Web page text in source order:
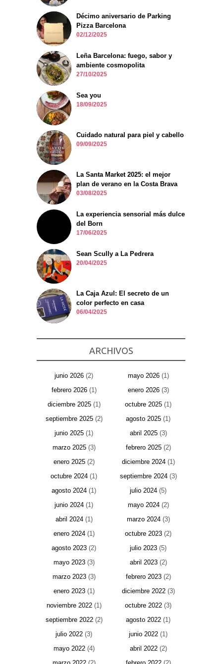
Décimo aniversario de Parking
Pizza Barcelona
02/12/2025
Leña Barcelona: fuego, sabor y
ambiente cosmopolita
27/10/2025
Sea you
18/09/2025
Cuidado natural para piel y cabello
09/09/2025
La Santa Market 2025: el mejor
plan de verano en la Costa Brava
03/08/2025
La experiencia sensorial más dulce
del Born
17/06/2025
Sean Scully a La Pedrera
20/04/2025
La Caja Azul: El secreto de un
color perfecto en casa
06/04/2025
ARCHIVOS
junio 2026 (2) mayo 2026(1)
febrero 2026(1) enero 2026(3)
diciembre 2025(1) octubre 2025 (1)
septiembre 2025(2) agosto 2025 (1)
junio 2025 (1) abril 2025(3)
marzo 2025(3) febrero 2025(2)
enero 2025(2) diciembre 2024(1)
octubre 2024 (1) septiembre 2024(3)
agosto 2024 (1) julio 2024 (5)
junio 2024 (1) mayo 2024(2)
abril 2024(1) marzo 2024(3)
enero 2024(1) octubre 2023 (2)
agosto 2023 (2) julio 2023 (5)
mayo 2023(3) abril 2023(2)
marzo 2023(3) febrero 2023(2)
enero 2023(1) diciembre 2022(3)
noviembre 2022(1) octubre 2022 (3)
septiembre 2022(2) agosto 2022 (1)
julio 2022 (3) junio 2022 (1)
mayo 2022(4) abril 2022(2)